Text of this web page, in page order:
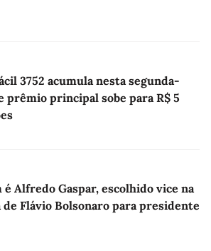
3752 acumula nesta segunda-
prêmio principal sobe para R$ 5
é Alfredo Gaspar, escolhido vice na
de Flávio Bolsonaro para presidente